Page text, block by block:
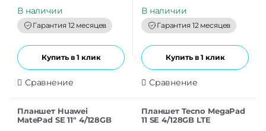
t
o
f
5
В наличии
Гарантия 12 месяцев
Купить в 1 клик
Сравнение
t
o
f
5
В наличии
Гарантия 12 месяцев
Купить в 1 клик
Сравнение
Планшет Huawei
MatePad SE 11″ 4/128GB
Планшет Tecno MegaPad
11 SE 4/128GB LTE